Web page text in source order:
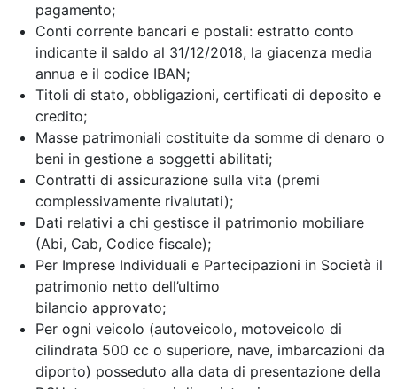
pagamento;
Conti corrente bancari e postali: estratto conto
indicante il saldo al 31/12/2018, la giacenza media
annua e il codice IBAN;
Titoli di stato, obbligazioni, certificati di deposito e
credito;
Masse patrimoniali costituite da somme di denaro o
beni in gestione a soggetti abilitati;
Contratti di assicurazione sulla vita (premi
complessivamente rivalutati);
Dati relativi a chi gestisce il patrimonio mobiliare
(Abi, Cab, Codice fiscale);
Per Imprese Individuali e Partecipazioni in Società il
patrimonio netto dell’ultimo
bilancio approvato;
Per ogni veicolo (autoveicolo, motoveicolo di
cilindrata 500 cc o superiore, nave, imbarcazioni da
diporto) posseduto alla data di presentazione della